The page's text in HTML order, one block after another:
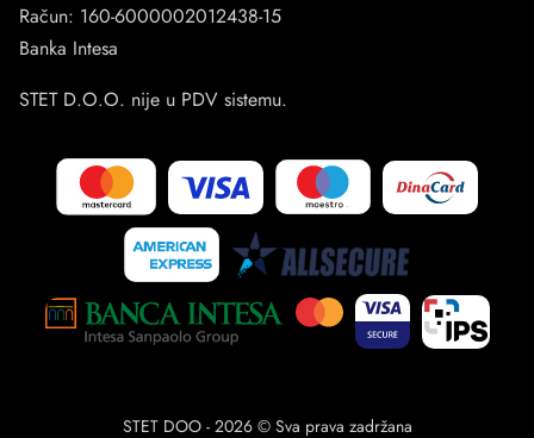
Račun: 160-6000002012438-15
Banka Intesa
STET D.O.O. nije u PDV sistemu.
STET DOO - 2026 © Sva prava zadržana